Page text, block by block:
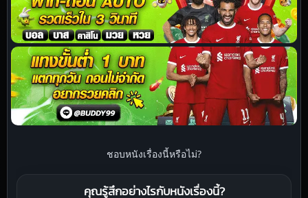
ชอบหนังเรื่องนี้หรือไม่?
คุณรู้สึกอย่างไรกับหนังเรื่องนี้?